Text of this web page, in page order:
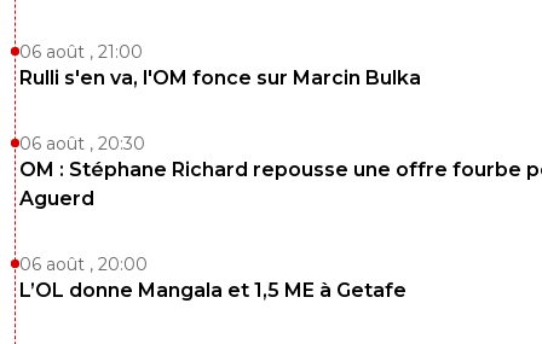
06 août , 21:00
Rulli s'en va, l'OM fonce sur Marcin Bulka
06 août , 20:30
OM : Stéphane Richard repousse une offre fourbe
Aguerd
06 août , 20:00
L’OL donne Mangala et 1,5 ME à Getafe